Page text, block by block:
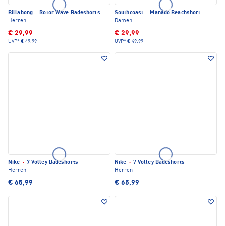
Billabong · Rotor Wave Badeshorts
Herren
€ 29,99
UVP* € 49,99
Southcoast · Manado Beachshort
Damen
€ 29,99
UVP* € 49,99
Nike · 7 Volley Badeshorts
Herren
€ 65,99
Nike · 7 Volley Badeshorts
Herren
€ 65,99